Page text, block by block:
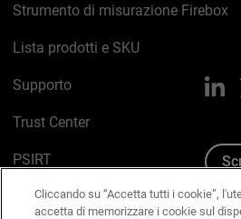
Strumento di misurazione Firebox
Lista prodotti e SKU
Supporto
Trust Center
PSIRT
Politica sui cookie
Cliccando su “Accetta tutti i cookie”,
accetta di memorizzare i cookie sul